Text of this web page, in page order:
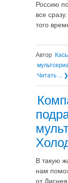
Россию
все
того
Автор
Читать ... ❯
В такую
нам
от